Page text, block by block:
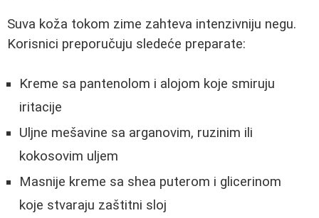
Suva koža tokom zime zahteva intenzivniju negu.
Korisnici preporučuju sledeće preparate:
Kreme sa pantenolom i alojom koje smiruju
iritacije
Uljne mešavine sa arganovim, ruzinim ili
kokosovim uljem
Masnije kreme sa shea puterom i glicerinom
koje stvaraju zaštitni sloj